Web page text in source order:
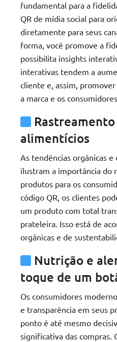
Nutrição e
toque de um
Os consumidores
e transparência em seus
ponto é até mesmo
significativa das compras.
alimentícios
As tendências orgânicas
ilustram a importância do
produtos para os
código QR, os clientes
um produto com total
prateleira. Isso está de
orgânicas e de
fundamental para a
QR de mídia social para
diretamente para seus
forma, você promove a
possibilita insights
interativas tendem a
cliente e, assim,
a marca e os consumidores.